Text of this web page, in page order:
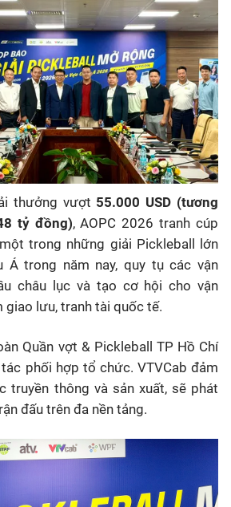
thưởng vượt 55.000 USD (tương
tỷ đồng), AOPC 2026 tranh cúp
trong những giải Pickleball lớn
Á trong năm nay, quy tụ các vận
châu lục và tạo cơ hội cho vận
giao lưu, tranh tài quốc tế.
Quần vợt & Pickleball TP Hồ Chí
phối hợp tổ chức. VTVCab đảm
truyền thông và sản xuất, sẽ phát
đấu trên đa nền tảng.